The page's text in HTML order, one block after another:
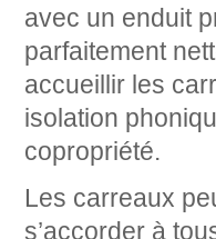
avec un enduit
parfaitement
accueillir les
isolation
copropriété.
Les carreaux
s’accorder à